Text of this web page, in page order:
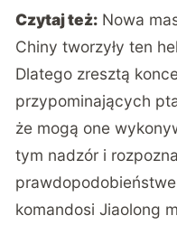
Czytaj też: Nowa
Chiny tworzyły ten
Dlatego zresztą
przypominających
że mogą one
tym nadzór i
komandosi Jiaolong